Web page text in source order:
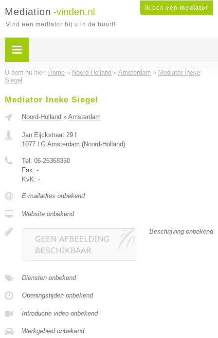
Ik ben een mediator
Mediation -vinden.nl
Vind een mediator bij u in de buurt!
U bent nu hier: Home » Noord-Holland » Amsterdam » Mediator Ineke
Siegel
Mediator Ineke Siegel
Noord-Holland » Amsterdam
Jan Eijckstraat 29 I
1077 LG Amsterdam (Noord-Holland)
Tel: 06-26368350
Fax: -
KvK: -
E-mailadres onbekend
Website onbekend
Beschrijving onbekend
Diensten onbekend
Openingstijden onbekend
Introductie video onbekend
Werkgebied onbekend